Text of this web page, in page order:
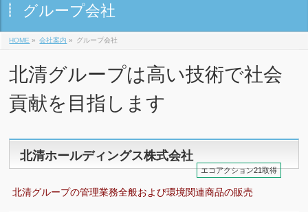
グループ会社
HOME » 会社案内 » グループ会社
北清グループは高い技術で社会
貢献を目指します
北清ホールディングス株式会社
エコアクション21取得
北清グループの管理業務全般および環境関連商品の販売